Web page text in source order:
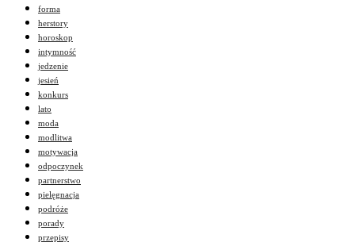
forma
herstory
horoskop
intymność
jedzenie
jesień
konkurs
lato
moda
modlitwa
motywacja
odpoczynek
partnerstwo
pielęgnacja
podróże
porady
przepisy